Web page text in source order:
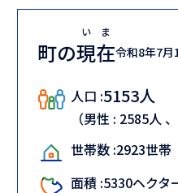
令和8年度第2回無料法
令和8年度第2回無料法
2026年07月28日
教職員募集について
町の現在
いま
令和8年7月
人口 :5153人
（男性 : 2585人
世帯数 :2923世帯
面積 :5330ヘクタ